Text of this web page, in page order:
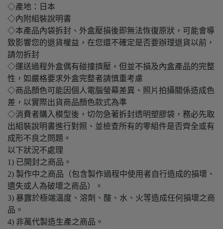
◇產地：日本
◇內附組裝說明書
◇本產品內袋拆封、外盒壓損後即無法恢復原狀，可能會導
致影響您的退貨權益，在您還不確定是否要辦理退貨以前，
請勿拆封
◇運送過程外盒偶有碰撞擠壓，但並不損及內盒產品的完整
性，如嚴格要求外盒完整者請慎重考慮
◇商品顏色可能因個人電腦螢幕差異、照片拍攝關係造成色
差，以實際出貨商品顏色款式為準
◇消費者購入模型後，切勿急著拆封透明塑膠袋，務必先取
出組裝說明書進行對照、並檢查所有的零組件是否齊全或有
成形不良之問題。
以下狀況不處理
1) 已開封之商品。
2) 製作中之商品（包含製作過程中使用者自行造成的損壞、
遺失或人為破壞之商品）。
3) 暴露於極端溫度、溶劑、酸、水、火等造成任何損壞之商
品。
4) 非萬代製造生產之商品。